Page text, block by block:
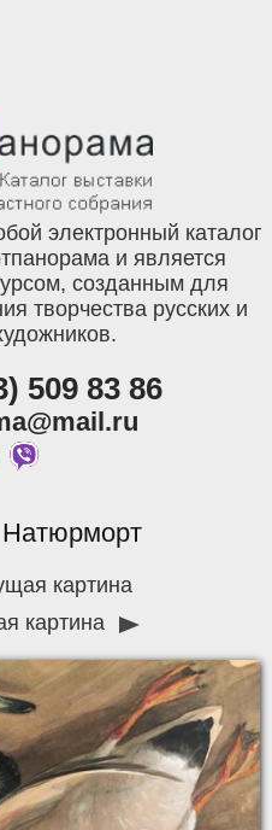
электронный каталог
и является
созданным для
творчества русских и
509 83 86
Натюрморт
картина
картина